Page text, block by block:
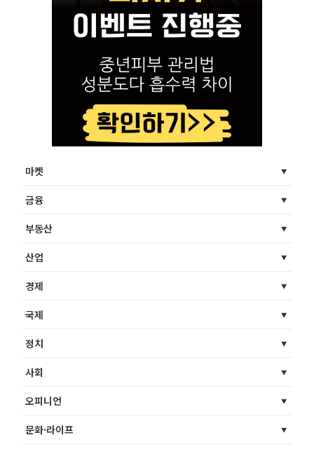
마켓
금융
부동산
산업
경제
국제
정치
사회
오피니언
문화·라이프